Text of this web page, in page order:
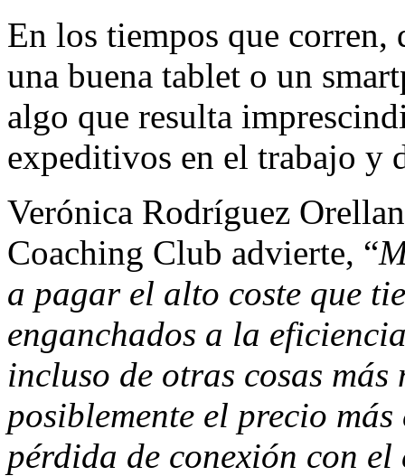
En los tiempos que corren,
una buena tablet o un
algo que resulta
expeditivos en el trabajo y
Verónica Rodríguez
Coaching Club advierte, “
a pagar el alto coste que
enganchados a la
incluso de otras cosas
posiblemente el precio
pérdida de conexión con